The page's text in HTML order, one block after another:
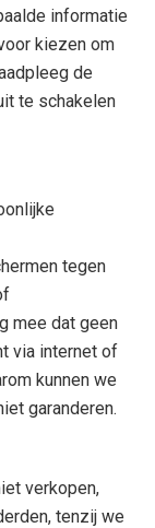
informatie
kiezen om
de
te schakelen
tegen
mee dat geen
via internet of
kunnen we
garanderen.
verkopen,
tenzij we